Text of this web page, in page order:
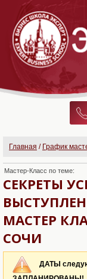
Главная / График
Мастер-Класс по теме:
СЕКРЕТЫ
МАСТЕР
СОЧИ
ДАТЫ